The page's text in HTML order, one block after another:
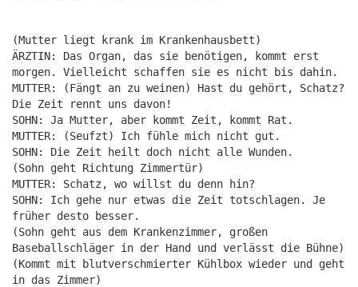
(Mutter liegt krank im Krankenhausbett)
ÄRZTIN: Das Organ, das sie benötigen, kommt erst
morgen. Vielleicht schaffen sie es nicht bis dahin.
MUTTER: (Fängt an zu weinen) Hast du gehört, Schatz?
Die Zeit rennt uns davon!
SOHN: Ja Mutter, aber kommt Zeit, kommt Rat.
MUTTER: (Seufzt) Ich fühle mich nicht gut.
SOHN: Die Zeit heilt doch nicht alle Wunden.
(Sohn geht Richtung Zimmertür)
MUTTER: Schatz, wo willst du denn hin?
SOHN: Ich gehe nur etwas die Zeit totschlagen. Je
früher desto besser.
(Sohn geht aus dem Krankenzimmer, großen
Baseballschläger in der Hand und verlässt die Bühne)
(Kommt mit blutverschmierter Kühlbox wieder und geht
in das Zimmer)